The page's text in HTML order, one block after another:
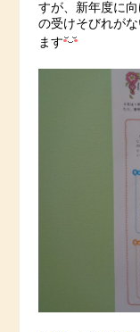
すが、新年度に
の受けそびれが
ます